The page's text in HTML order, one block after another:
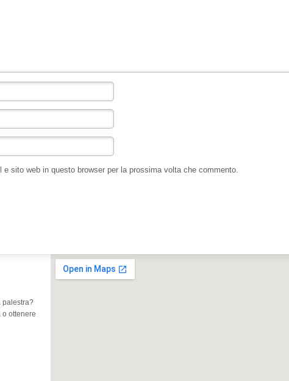
e sito web in questo browser per la prossima volta che commento.
palestra?
ottenere